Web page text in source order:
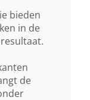
bieden
in de
de